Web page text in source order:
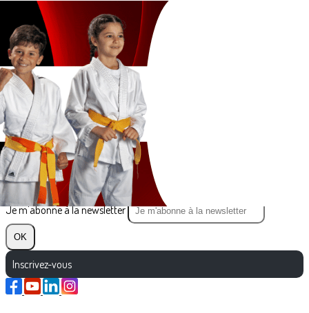
Exporter les lignes sélectionnées
Exporter toutes les colonnes
Exporter uniquement les colonnes affichées
Menu
?>
Images de la page d'accueil
Cliquez pour éditer
Texte, bouton et/ou inscription à la newsletter
Cliquez pour éditer
Je m'abonne à la newsletter
OK
Inscrivez-vous